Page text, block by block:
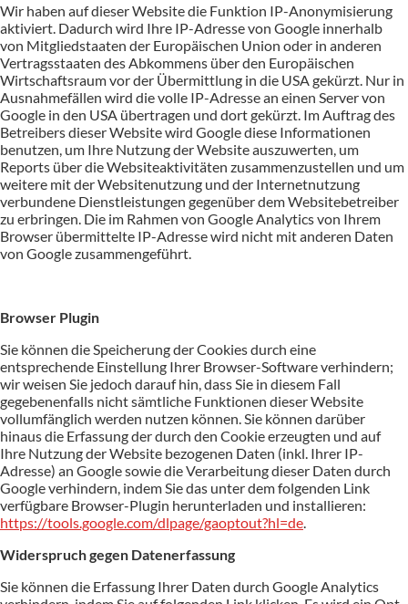
Wir haben auf dieser Website die Funktion IP-Anonymisierung
aktiviert. Dadurch wird Ihre IP-Adresse von Google innerhalb
von Mitgliedstaaten der Europäischen Union oder in anderen
Vertragsstaaten des Abkommens über den Europäischen
Wirtschaftsraum vor der Übermittlung in die USA gekürzt. Nur in
Ausnahmefällen wird die volle IP-Adresse an einen Server von
Google in den USA übertragen und dort gekürzt. Im Auftrag des
Betreibers dieser Website wird Google diese Informationen
benutzen, um Ihre Nutzung der Website auszuwerten, um
Reports über die Websiteaktivitäten zusammenzustellen und um
weitere mit der Websitenutzung und der Internetnutzung
verbundene Dienstleistungen gegenüber dem Websitebetreiber
zu erbringen. Die im Rahmen von Google Analytics von Ihrem
Browser übermittelte IP-Adresse wird nicht mit anderen Daten
von Google zusammengeführt.
Browser Plugin
Sie können die Speicherung der Cookies durch eine
entsprechende Einstellung Ihrer Browser-Software verhindern;
wir weisen Sie jedoch darauf hin, dass Sie in diesem Fall
gegebenenfalls nicht sämtliche Funktionen dieser Website
vollumfänglich werden nutzen können. Sie können darüber
hinaus die Erfassung der durch den Cookie erzeugten und auf
Ihre Nutzung der Website bezogenen Daten (inkl. Ihrer IP-
Adresse) an Google sowie die Verarbeitung dieser Daten durch
Google verhindern, indem Sie das unter dem folgenden Link
verfügbare Browser-Plugin herunterladen und installieren:
https://tools.google.com/dlpage/gaoptout?hl=de
Widerspruch gegen Datenerfassung
Sie können die Erfassung Ihrer Daten durch Google Analytics